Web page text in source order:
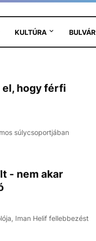
KULTÚRA BULVÁR
hogy férfi
súlycsoportjában
- nem akar
Iman Helif fellebbezést